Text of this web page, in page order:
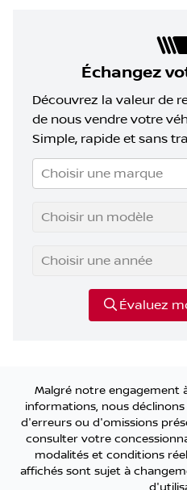
Échangez
Découvrez la valeur de
de nous vendre votre
Simple, rapide et sans
Choisir une marque
Choisir un modèle
Choisir une année
Évaluez
Malgré notre engagement
informations, nous
d'erreurs ou d'omissions
consulter votre
modalités et conditions
affichés sont sujet à